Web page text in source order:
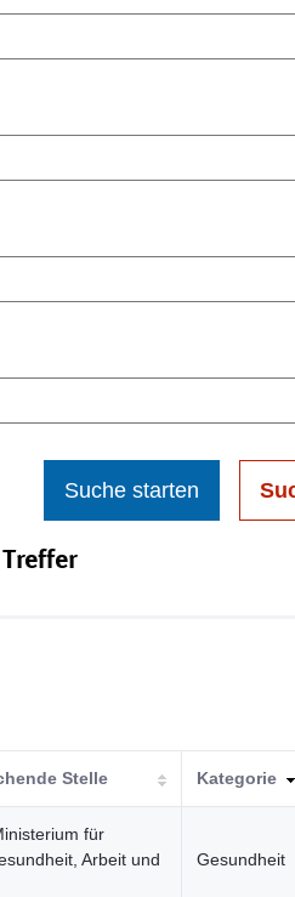
Suche starten
Stelle Kategorie
für
Arbeit und
Gesundheit